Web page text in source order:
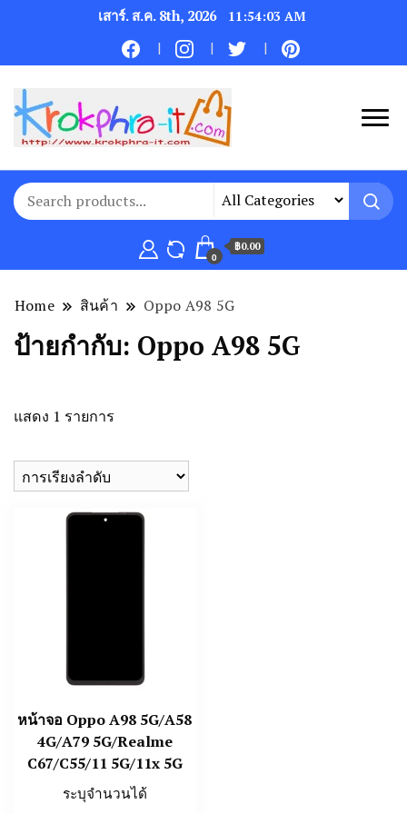
เสาร์. ส.ค. 8th, 2026 11:54:03 AM
0
฿0.00
Home สินค้า Oppo A98 5G
ป้ายกำกับ: Oppo A98 5G
แสดง 1 รายการ
หน้าจอ Oppo A98 5G/A58
4G/A79 5G/Realme
C67/C55/11 5G/11x 5G
ระบุจำนวนได้